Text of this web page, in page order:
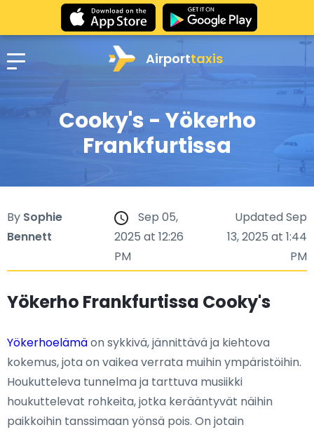
Airporttaxis
Cooky's - Yökerho
Frankfurtissa
By Sophie
Bennett
Sep 05,
2025 at 12:26
PM
Updated Sep
13, 2025 at 1:44
PM
Yökerho Frankfurtissa Cooky's
Yökerhoelämäon sykkivä, jännittävä ja kiehtova
kokemus, jota on vaikea verrata muihin ympäristöihin.
Houkutteleva tunnelma ja tarttuva musiikki
houkuttelevat rohkeita, jotka kerääntyvät näihin
paikkoihin tanssimaan yönsä pois. On jotain